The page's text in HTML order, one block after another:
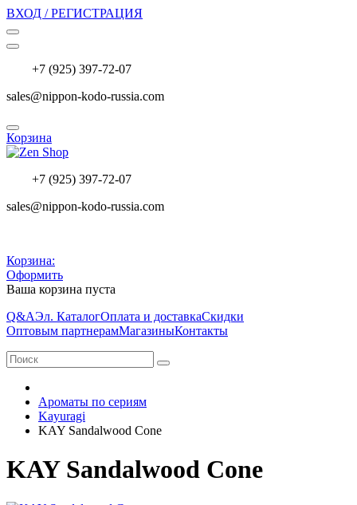
ВХОД / РЕГИСТРАЦИЯ
+7 (925) 397-72-07
sales@nippon-kodo-russia.com
Корзина
+7 (925) 397-72-07
sales@nippon-kodo-russia.com
Корзина:
Оформить
Ваша корзина пуста
Q&AЭл. КаталогОплата и доставкаСкидки
Оптовым партнерамМагазиныКонтакты
Ароматы по сериям
Kayuragi
KAY Sandalwood Cone
KAY Sandalwood Cone